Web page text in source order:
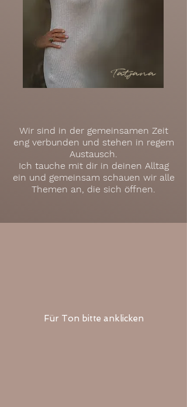
Wir sind in der gemeinsamen Zeit
eng verbunden und stehen in regem
Austausch.
Ich tauche mit dir in deinen Alltag
ein und gemeinsam schauen wir alle
Themen an, die sich öffnen.
Für Ton bitte anklicken